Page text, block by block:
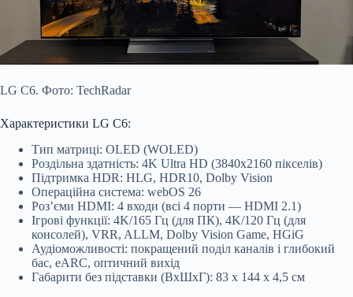
LG C6. Фото: TechRadar
Характеристики LG C6:
Тип матриці: OLED (WOLED)
Роздільна здатність: 4K Ultra HD (3840х2160 пікселів)
Підтримка HDR: HLG, HDR10, Dolby Vision
Операційна система: webOS 26
Роз’єми HDMI: 4 входи (всі 4 порти — HDMI 2.1)
Ігрові функції: 4K/165 Гц (для ПК), 4K/120 Гц (для
консолей), VRR, ALLM, Dolby Vision Game, HGiG
Аудіоможливості: покращений поділ каналів і глибокий
бас, eARC, оптичний вихід
Габарити без підставки (ВхШхГ): 83 х 144 х 4,5 см